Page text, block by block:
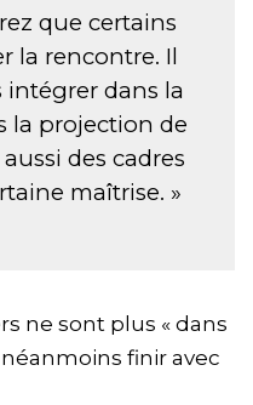
que certains
la rencontre. Il
dans la
la projection de
des cadres
maîtrise. »
ne sont plus « dans
finir avec